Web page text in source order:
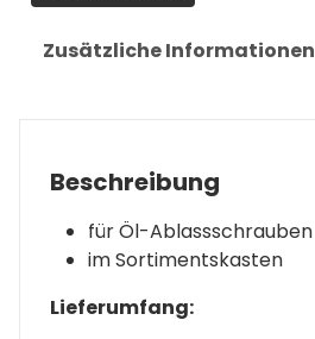
Zusätzliche Informationen
Beschreibung
für Öl-Ablassschrauben
im Sortimentskasten
Lieferumfang: